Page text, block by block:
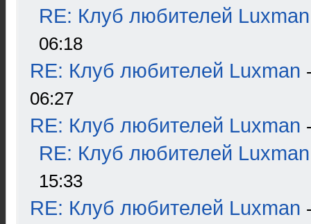
RE: Клуб любителей Luxman
06:18
RE: Клуб любителей Luxman
06:27
RE: Клуб любителей Luxman
RE: Клуб любителей Luxman
15:33
RE: Клуб любителей Luxman